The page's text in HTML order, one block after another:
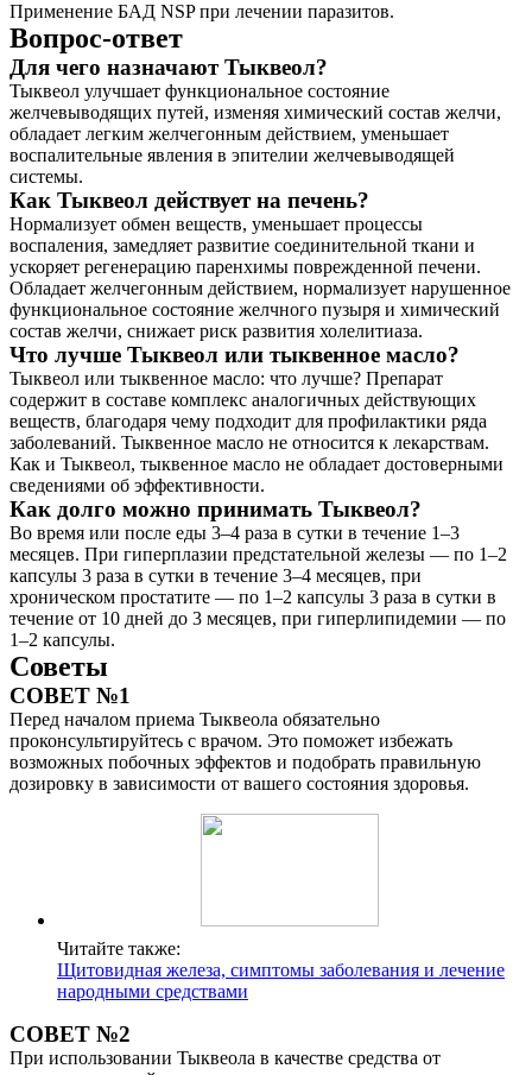
Применение БАД NSP при лечении паразитов.
Вопрос-ответ
Для чего назначают Тыквеол?
Тыквеол улучшает функциональное состояние
желчевыводящих путей, изменяя химический состав желчи,
обладает легким желчегонным действием, уменьшает
воспалительные явления в эпителии желчевыводящей
системы.
Как Тыквеол действует на печень?
Нормализует обмен веществ, уменьшает процессы
воспаления, замедляет развитие соединительной ткани и
ускоряет регенерацию паренхимы поврежденной печени.
Обладает желчегонным действием, нормализует нарушенное
функциональное состояние желчного пузыря и химический
состав желчи, снижает риск развития холелитиаза.
Что лучше Тыквеол или тыквенное масло?
Тыквеол или тыквенное масло: что лучше? Препарат
содержит в составе комплекс аналогичных действующих
веществ, благодаря чему подходит для профилактики ряда
заболеваний. Тыквенное масло не относится к лекарствам.
Как и Тыквеол, тыквенное масло не обладает достоверными
сведениями об эффективности.
Как долго можно принимать Тыквеол?
Во время или после еды 3–4 раза в сутки в течение 1–3
месяцев. При гиперплазии предстательной железы — по 1–2
капсулы 3 раза в сутки в течение 3–4 месяцев, при
хроническом простатите — по 1–2 капсулы 3 раза в сутки в
течение от 10 дней до 3 месяцев, при гиперлипидемии — по
1–2 капсулы.
Советы
СОВЕТ №1
Перед началом приема Тыквеола обязательно
проконсультируйтесь с врачом. Это поможет избежать
возможных побочных эффектов и подобрать правильную
дозировку в зависимости от вашего состояния здоровья.
Читайте также:
Щитовидная железа, симптомы заболевания и лечение
народными средствами
СОВЕТ №2
При использовании Тыквеола в качестве средства от